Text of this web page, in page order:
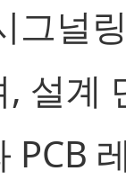
그널
설계
PCB